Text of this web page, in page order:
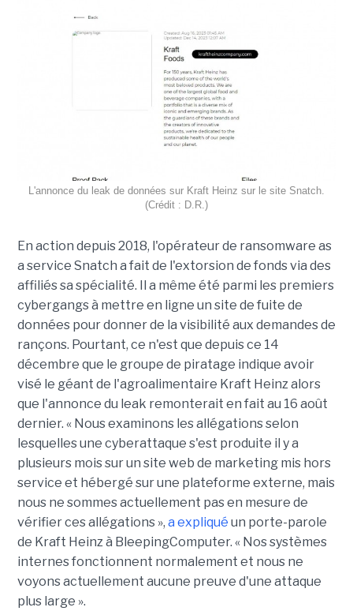
L'annonce du leak de données sur Kraft Heinz sur le site Snatch.
(Crédit : D.R.)
En action depuis 2018, l'opérateur de ransomware as
a service Snatch a fait de l'extorsion de fonds via des
affiliés sa spécialité. Il a même été parmi les premiers
cybergangs à mettre en ligne un site de fuite de
données pour donner de la visibilité aux demandes de
rançons. Pourtant, ce n'est que depuis ce 14
décembre que le groupe de piratage indique avoir
visé le géant de l'agroalimentaire Kraft Heinz alors
que l'annonce du leak remonterait en fait au 16 août
dernier. « Nous examinons les allégations selon
lesquelles une cyberattaque s'est produite il y a
plusieurs mois sur un site web de marketing mis hors
service et hébergé sur une plateforme externe, mais
nous ne sommes actuellement pas en mesure de
vérifier ces allégations », a expliqué un porte-parole
de Kraft Heinz à BleepingComputer. « Nos systèmes
internes fonctionnent normalement et nous ne
voyons actuellement aucune preuve d'une attaque
plus large ».